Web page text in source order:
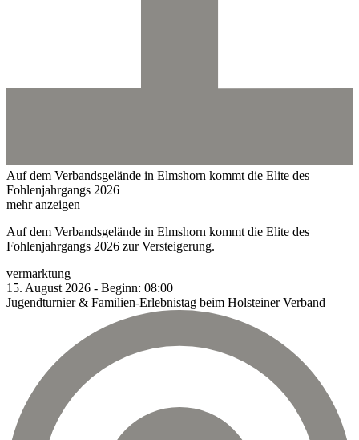
Auf dem Verbandsgelände in Elmshorn kommt die Elite des
Fohlenjahrgangs 2026
mehr anzeigen
Auf dem Verbandsgelände in Elmshorn kommt die Elite des
Fohlenjahrgangs 2026 zur Versteigerung.
vermarktung
15. August 2026 - Beginn: 08:00
Jugendturnier & Familien-Erlebnistag beim Holsteiner Verband